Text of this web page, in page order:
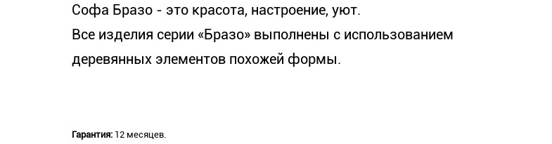
Софа Бразо - это красота, настроение, уют.
Все изделия серии «Бразо» выполнены с использованием
деревянных элементов похожей формы.
Гарантия: 12 месяцев.